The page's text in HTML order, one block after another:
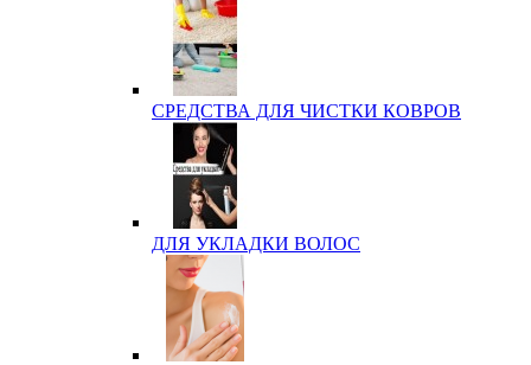
СРЕДСТВА ДЛЯ ЧИСТКИ КОВРОВ
ДЛЯ УКЛАДКИ ВОЛОС